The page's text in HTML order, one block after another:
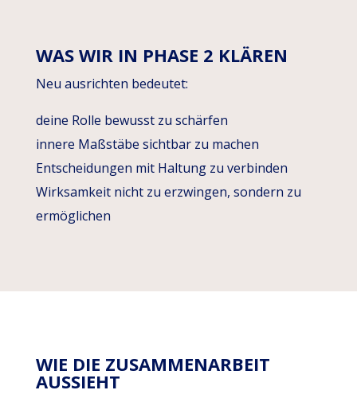
WAS WIR IN PHASE 2 KLÄREN
Neu ausrichten bedeutet:
deine Rolle bewusst zu schärfen
innere Maßstäbe sichtbar zu machen
Entscheidungen mit Haltung zu verbinden
Wirksamkeit nicht zu erzwingen, sondern zu
ermöglichen
WIE DIE ZUSAMMENARBEIT
AUSSIEHT